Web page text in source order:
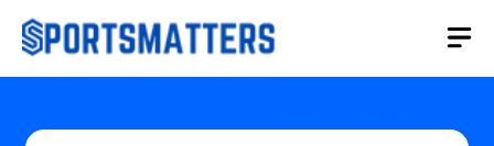
Langsung